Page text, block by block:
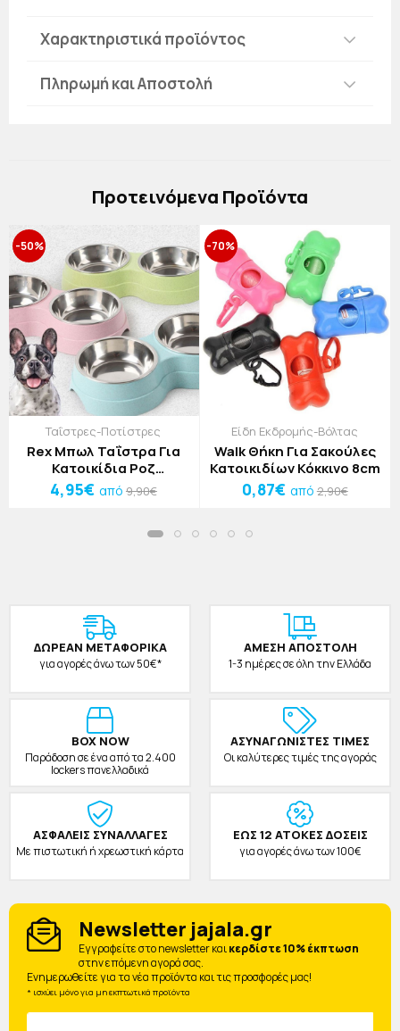
Χαρακτηριστικά προϊόντος
Πληρωμή και Αποστολή
Πρoτεινόμενα Προϊόντα
-50%
Ταΐστρες-Ποτίστρες
Rex Μπωλ Ταΐστρα Για
Κατοικίδια Ροζ
23.5x14.5x4.6cm 300ml
4,95€ από 9,90€
-70%
Είδη Εκδρομής-Βόλτας
Walk Θήκη Για Σακούλες
Κατοικιδίων Κόκκινο 8cm
0,87€ από 2,90€
ΔΩΡΕAΝ ΜΕΤΑΦΟΡΙΚΑ
για αγορές άνω των 50€*
ΑΜΕΣΗ ΑΠΟΣΤΟΛΗ
1-3 ημέρες σε όλη την Ελλάδα
BOX NOW
Παράδοση σε ένα από τα 2.400
lockers πανελλαδικά
ΑΣΥΝΑΓΩΝΙΣΤΕΣ ΤΙΜΕΣ
Οι καλύτερες τιμές της αγοράς
ΑΣΦΑΛΕΙΣ ΣΥΝΑΛΛΑΓΕΣ
Με πιστωτική ή χρεωστική κάρτα
ΕΩΣ 12 ΑΤΟΚΕΣ ΔΟΣΕΙΣ
για αγορές άνω των 100€
Newsletter jajala.gr
Eγγραφείτε στο newsletter καικερδίστε 10% έκπτωση
στην επόμενη αγορά σας.
Ενημερωθείτε για τα νέα προϊόντα και τις προσφορές μας!
* ισχύει μόνο για μη εκπτωτικά προϊόντα